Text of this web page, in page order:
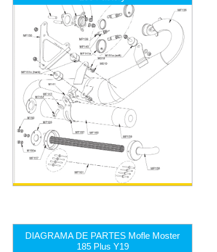
DIAGRAMA DE PARTES Mofle Moster
185 Plus Y19